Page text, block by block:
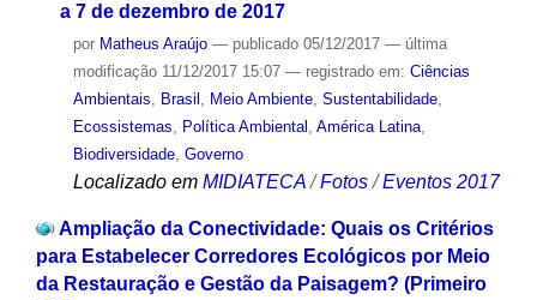
a 7 de dezembro de 2017
por Matheus Araújo — publicado05/12/2017 — última
modificação11/12/2017 15:07 — registrado em: Ciências
Ambientais, Brasil , Meio Ambiente, Sustentabilidade,
Ecossistemas, Política Ambiental , América Latina,
Biodiversidade, Governo
Localizado em MIDIATECA /Fotos /Eventos 2017
Ampliação da Conectividade: Quais os Critérios
para Estabelecer Corredores Ecológicos por Meio
da Restauração e Gestão da Paisagem? (Primeiro